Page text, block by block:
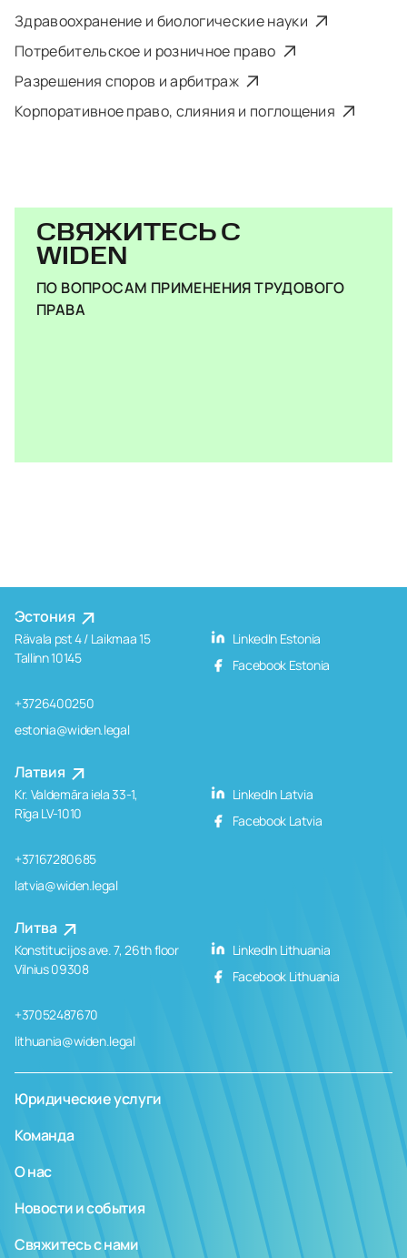
Здравоохранение и биологические науки
Потребительское и розничное право
Разрешения споров и арбитраж
Корпоративное право, слияния и поглощения
СВЯЖИТЕСЬ С
WIDEN
ПО ВОПРОСАМ ПРИМЕНЕНИЯ ТРУДОВОГО
ПРАВА
Эстония
Rävala pst 4 / Laikmaa 15
Tallinn 10145
+3726400250
estonia@widen.legal
LinkedIn Estonia
Facebook Estonia
Латвия
Kr. Valdemāra iela 33-1,
Rīga LV-1010
+37167280685
latvia@widen.legal
LinkedIn Latvia
Facebook Latvia
Литва
Konstitucijos ave. 7, 26th floor
Vilnius 09308
+37052487670
lithuania@widen.legal
LinkedIn Lithuania
Facebook Lithuania
Юридические услуги
Команда
О нас
Новости и события
Свяжитесь с нами